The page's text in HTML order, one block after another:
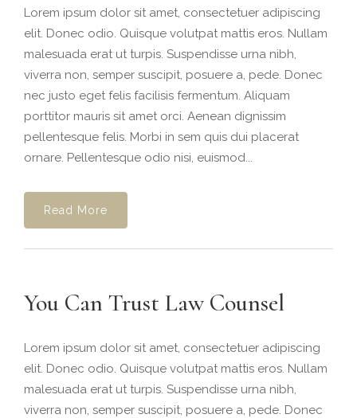
Lorem ipsum dolor sit amet, consectetuer adipiscing
elit. Donec odio. Quisque volutpat mattis eros. Nullam
malesuada erat ut turpis. Suspendisse urna nibh,
viverra non, semper suscipit, posuere a, pede. Donec
nec justo eget felis facilisis fermentum. Aliquam
porttitor mauris sit amet orci. Aenean dignissim
pellentesque felis. Morbi in sem quis dui placerat
ornare. Pellentesque odio nisi, euismod...
Read More
You Can Trust Law Counsel
Lorem ipsum dolor sit amet, consectetuer adipiscing
elit. Donec odio. Quisque volutpat mattis eros. Nullam
malesuada erat ut turpis. Suspendisse urna nibh,
viverra non, semper suscipit, posuere a, pede. Donec